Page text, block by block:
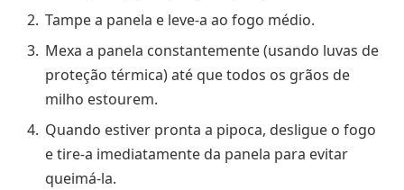
Tampe a panela e leve-a ao fogo médio.
Mexa a panela constantemente (usando luvas de
proteção térmica) até que todos os grãos de
milho estourem.
Quando estiver pronta a pipoca, desligue o fogo
e tire-a imediatamente da panela para evitar
queimá-la.